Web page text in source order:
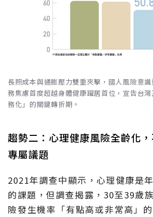
長照成本與通膨壓力雙重夾擊，國人風險意
務焦慮首度超越身體健康躍居首位，宣告台
務化」的關鍵轉折期。
趨勢二：心理健康風險全齡化
專屬議題
2021年調查中顯示，心理健康是
的課題，但調查揭露，30至39歲
險發生機率「有點高或非常高」